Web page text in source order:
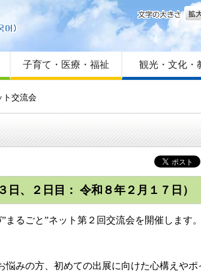
はじめての方へ
Foreign language
サイトマップ
文字
子育て・医療・福祉 観光・文化・
ト交流会
日、２日目： 令和８年２月１７日）
るごと”ネット第２回交流会を開催します
みの方、初めての出展に向けた心構えや